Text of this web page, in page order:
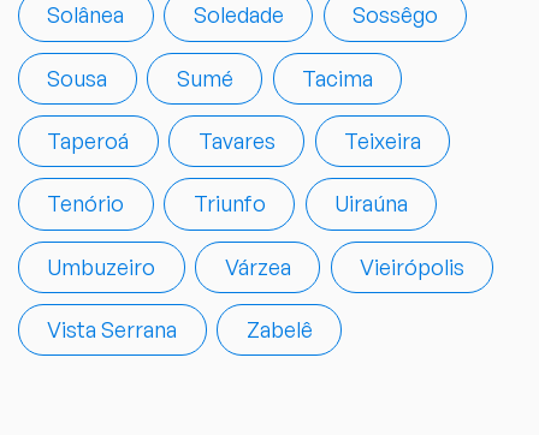
Solânea Soledade Sossêgo
Sousa Sumé Tacima
Taperoá Tavares Teixeira
Tenório Triunfo Uiraúna
Umbuzeiro Várzea Vieirópolis
Vista Serrana Zabelê